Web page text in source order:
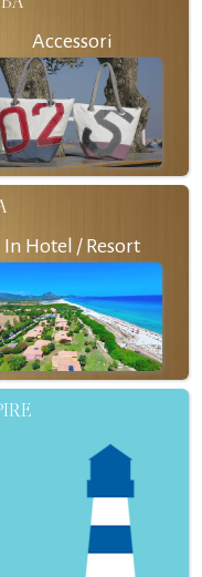
Accessori
In Hotel / Resort